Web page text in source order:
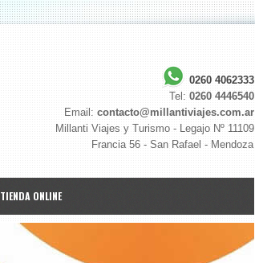
0260 4062333
Tel: 0260 4446540
Email: contacto@millantiviajes.com.ar
Millanti Viajes y Turismo - Legajo Nº 11109
Francia 56 - San Rafael - Mendoza
TIENDA ONLINE